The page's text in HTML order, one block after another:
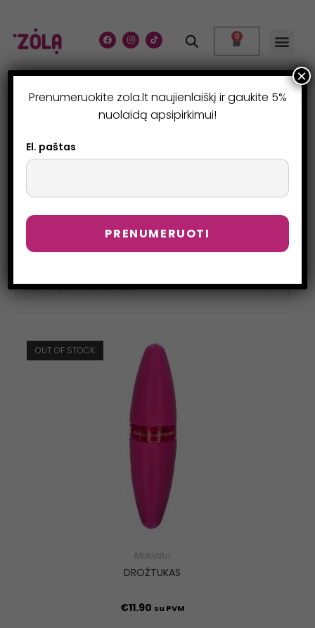
0
MAKIAŽUI
> Produktai
Numatytasis rikiavimas
OUT OF STOCK
Makiažui
DROŽTUKAS
€11.90 su PVM
Prenumeruokite zola.lt naujienlaiškį ir gaukite 5%
nuolaidą apsipirkimui!
El. paštas
×